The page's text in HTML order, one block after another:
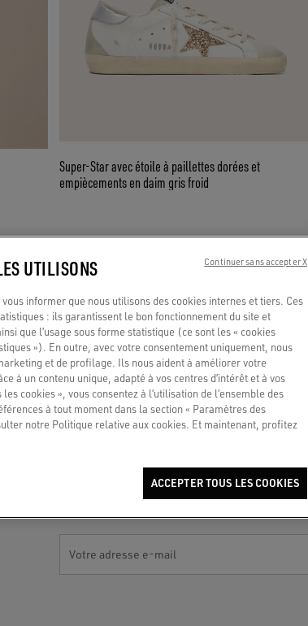
Super-Star avec étoile à paillettes dorées et
empiècements en daim gris froid
Votre adresse e-mail
UTILISONS
informer que nous utilisons des cookies internes et tiers. Ces
: ils garantissent le bon fonctionnement du site et
que l’usage sous forme statistique (ce sont les « cookies
»). En outre, avec votre consentement uniquement, nous
et de profilage. Ils nous aident à améliorer votre
à un contenu unique, adapté à vos centres d’intérêt et à vos
cookies », vous consentez à l’utilisation de l’ensemble des
à tout moment dans la section « Paramètres des
notre Politique relative aux cookies. Et maintenant, profitez
ACCEPTER TOUS LES COOKIES
Continuer sans accepter X